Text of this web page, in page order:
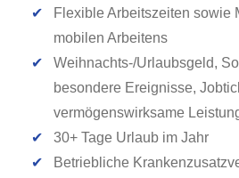
✔
Flexible Arbeitszeiten sowie
mobilen Arbeitens
✔
Weihnachts-/Urlaubsgeld,
besondere Ereignisse,
vermögenswirksame
✔
30+ Tage Urlaub im Jahr
✔
Betriebliche